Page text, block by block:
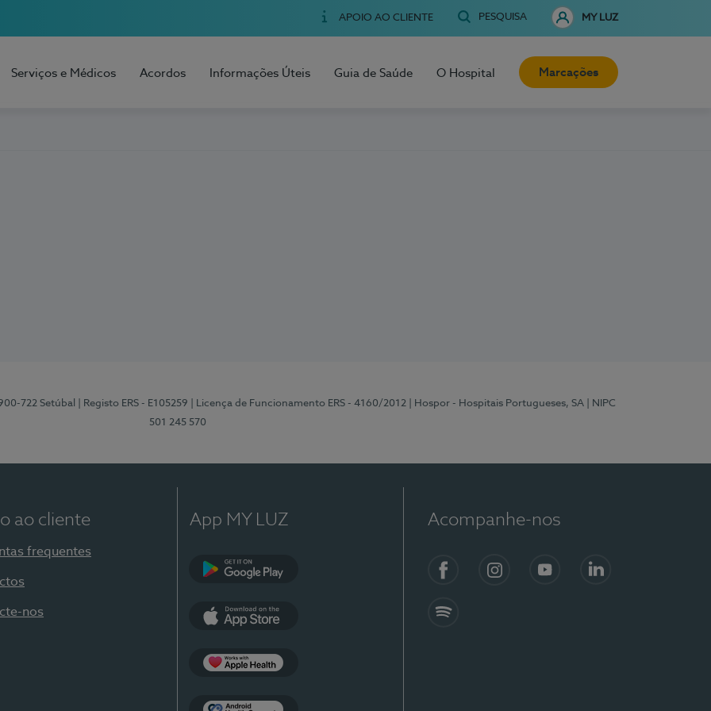
APOIO AO CLIENTE PESQUISA MY LUZ
Serviços e Médicos Acordos Informações Úteis Guia de Saúde O Hospital Marcações
722 Setúbal | Registo ERS - E105259 | Licença de Funcionamento ERS - 4160/2012 | Hospor - Hospitais Portugueses, SA
| NIPC
501 245 570
ao cliente
frequentes
nos
App MY LUZ Acompanhe-nos